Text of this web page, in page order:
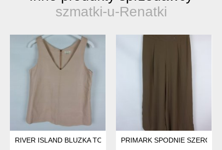
szmatki-u-Renatki
RIVER ISLAND BLUZKA TOP EKOSKÓRA 10 / 36
PRIMARK SPODNIE